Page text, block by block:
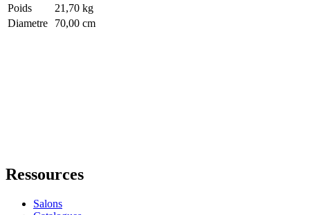
Poids
21,70 kg
Diametre
70,00 cm
Ressources
Salons